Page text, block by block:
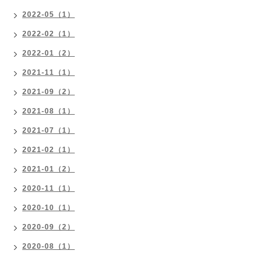
2022-05（1）
2022-02（1）
2022-01（2）
2021-11（1）
2021-09（2）
2021-08（1）
2021-07（1）
2021-02（1）
2021-01（2）
2020-11（1）
2020-10（1）
2020-09（2）
2020-08（1）